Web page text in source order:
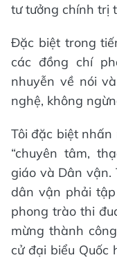
tư tưởng chính trị
Đặc biệt trong
các đồng chí
nhuyễn về nói
nghệ, không
Tôi đặc biệt
“chuyên tâm,
giáo và Dân vận.
dân vận phải
phong trào thi
mừng thành
cử đại biểu Quốc